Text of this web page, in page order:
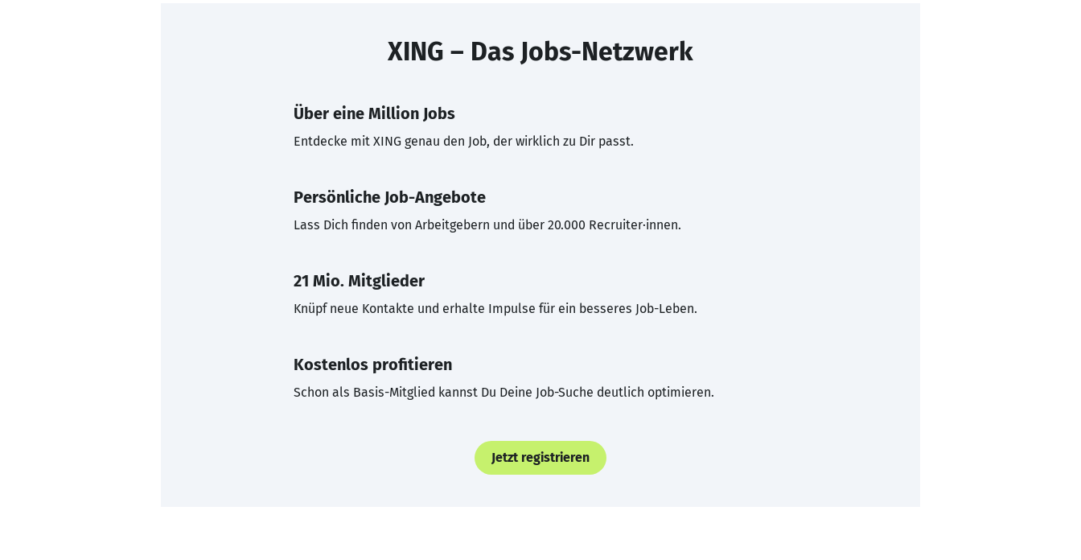
XING – Das Jobs-Netzwerk
Über eine Million Jobs
Entdecke mit XING genau den Job, der wirklich zu Dir passt.
Persönliche Job-Angebote
Lass Dich finden von Arbeitgebern und über 20.000 Recruiter·innen.
21 Mio. Mitglieder
Knüpf neue Kontakte und erhalte Impulse für ein besseres Job-Leben.
Kostenlos profitieren
Schon als Basis-Mitglied kannst Du Deine Job-Suche deutlich optimieren.
Jetzt registrieren